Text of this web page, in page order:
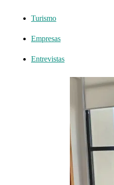
Turismo
Empresas
Entrevistas